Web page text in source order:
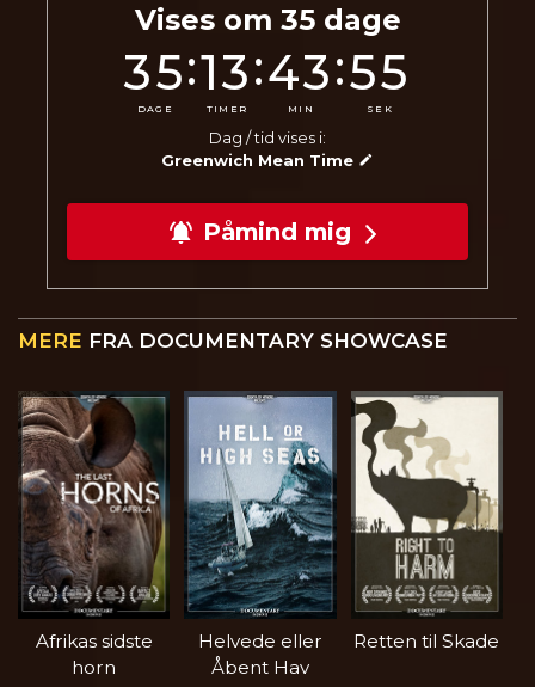
Vises om 35dage
35
DAGE
:13
TIMER
:43
MIN
:53
SEK
Dag / tid vises i:
Greenwich Mean Time
Påmind mig
MERE FRA DOCUMENTARY SHOWCASE
Afrikas sidste
horn
Helvede eller
Åbent Hav
Retten til Skade